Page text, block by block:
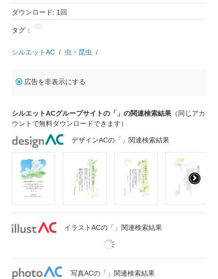
ダウンロード: 1回
タグ：
シルエットAC 虫・昆虫
広告を非表示にする
シルエットACグループサイトの「」の関連検索結果 （同じアカ
ウントで無料ダウンロードできます）
デザインACの「」関連検索結果
イラストACの「」関連検索結果
写真ACの「」関連検索結果